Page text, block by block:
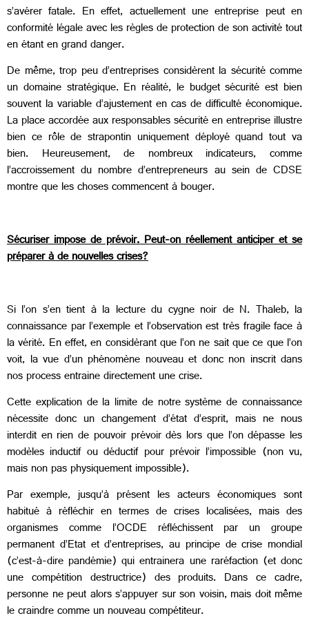
s’avérer fatale. En effet, actuellement une entreprise peut en
conformité légale avec les règles de protection de son activité tout
en étant en grand danger.
De même, trop peu d’entreprises considèrent la sécurité comme
un domaine stratégique. En réalité, le budget sécurité est bien
souvent la variable d’ajustement en cas de difficulté économique.
La place accordée aux responsables sécurité en entreprise illustre
bien ce rôle de strapontin uniquement déployé quand tout va
bien. Heureusement, de nombreux indicateurs, comme
l’accroissement du nombre d’entrepreneurs au sein de CDSE
montre que les choses commencent à bouger.
Sécuriser impose de prévoir. Peut-on réellement anticiper et se
préparer à de nouvelles crises?
Si l’on s’en tient à la lecture du cygne noir de N. Thaleb, la
connaissance par l’exemple et l’observation est très fragile face à
la vérité. En effet, en considèrant que l’on ne sait que ce que l’on
voit, la vue d’un phénomène nouveau et donc non inscrit dans
nos process entraine directement une crise.
Cette explication de la limite de notre système de connaissance
nécessite donc un changement d’état d’esprit, mais ne nous
interdit en rien de pouvoir prévoir dès lors que l’on dépasse les
modèles inductif ou déductif pour prévoir l’impossible (non vu,
mais non pas physiquement impossible).
Par exemple, jusqu’à présent les acteurs économiques sont
habitué à réfléchir en termes de crises localisées, mais des
organismes comme l’OCDE réfléchissent par un groupe
permanent d’Etat et d’entreprises, au principe de crise mondial
(c’est-à-dire pandémie) qui entrainera une raréfaction (et donc
une compétition destructrice) des produits. Dans ce cadre,
personne ne peut alors s’appuyer sur son voisin, mais doit même
le craindre comme un nouveau compétiteur.